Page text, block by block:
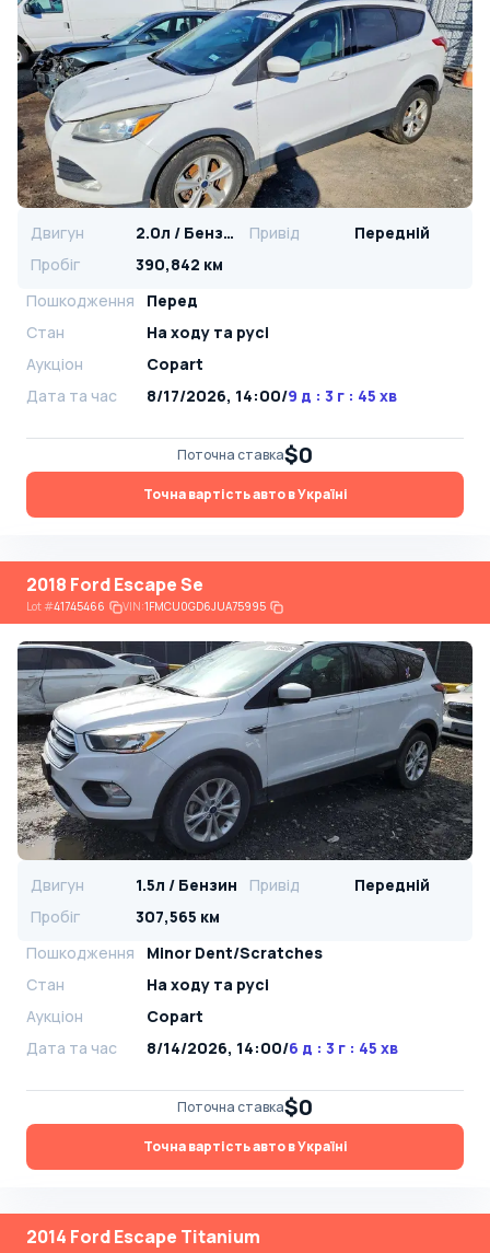
Двигун 2.0л / Бензин Привід
Передній
Пробіг
390,842 км
Пошкодження
Перед
Стан
На ​​ходу та русі
Аукціон
Copart
Дата та час
8/17/2026, 14:00/9 д : 3 г : 45 хв
Поточна ставка$0
Точна вартість авто в Україні
2018 Ford Escape Se
Lot#41745466 VIN:1FMCU0GD6JUA75995
Двигун 1.5л / Бензин Привід
Передній
Пробіг
307,565 км
Пошкодження
Minor Dent/Scratches
Стан
На ​​ходу та русі
Аукціон
Copart
Дата та час
8/14/2026, 14:00/6 д : 3 г : 45 хв
Поточна ставка$0
Точна вартість авто в Україні
2014 Ford Escape Titanium